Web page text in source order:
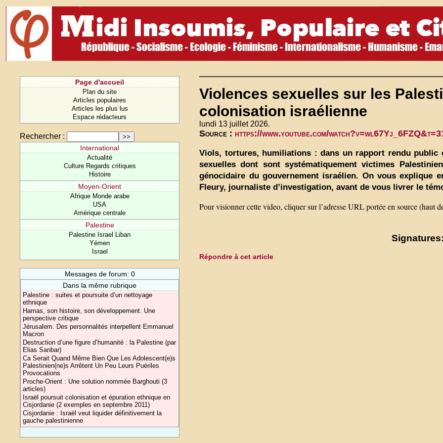
Page d'accueil
Plan du site
Articles populaires
Articles les plus lus
Espace rédacteurs
Rechercher :
International
Actualité
Culture Regards critiques
Histoire
Moyen-Orient
Afrique Monde arabe
USA
Amérique centrale
Palestine
Palestine Israel Liban
Yémen
Israel
Messages de forum: 0
Dans la même rubrique
Palestine : suites et poursuite d’un nettoyage
ethnique
Hamas, son histoire, son développement. Une
perspective critique
Jérusalem. Des personnalités interpellent Emmanuel
Macron
Destruction d’une figure d’humanité : la Palestine (par
Elias Sanbar)
Ca Serait Quand Même Bien Que Les Adolescent(e)s
Palestinien(ne)s Arrêtent Un Peu Leurs Puériles
Provocations
Proche-Orient : Une solution nommée Barghouti (3
articles)
Israël poursuit colonisation et épuration ethnique en
Cisjordanie (2 exemples en septembre 2011)
Cisjordanie : Israël veut liquider définitivement la
gauche palestinienne
Violences sexuelles sur les
colonisation israélienne
lundi 13 juillet 2026.
Source :https://www.youtube.com/
Viols, tortures, humiliations : dans un rapport rendu public
sexuelles dont sont systématiquement victimes
génocidaire du gouvernement israélien. On vous explique
Fleury, journaliste d’investigation, avant de vous livrer le
Pour visionner cette video, cliquer sur l’adresse URL portée en source (haut
Répondre à cet article